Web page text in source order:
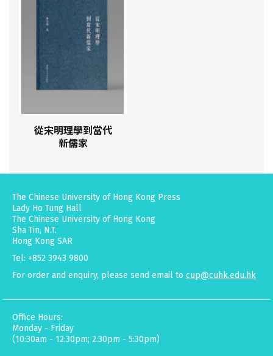
從宋明理學到當代
新儒家
The Chinese University of Hong Kong Press
Lady Ho Tung Hall
The Chinese University of Hong Kong
Sha Tin, N.T.
Hong Kong SAR
Tel: +852 3943 9800
For order and enquiry, please send email to cup@cuhk.edu.hk
Office Hours:
Monday - Friday
(10:30am - 12:30pm; 2:30pm - 5:30pm)